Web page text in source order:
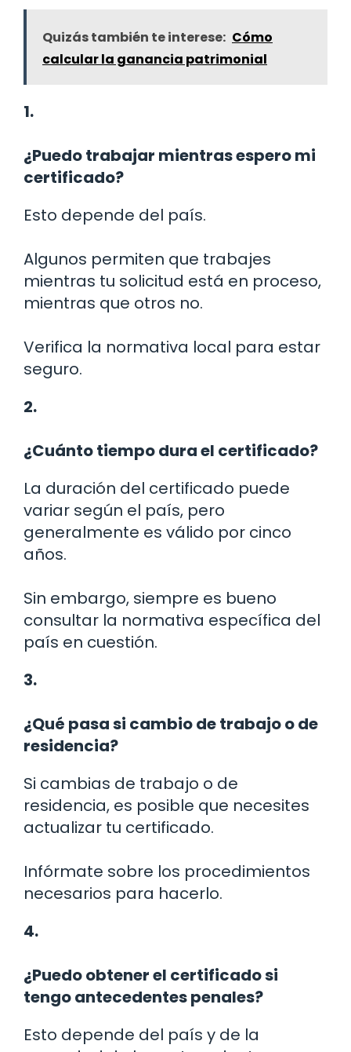
Quizás también te interese: Cómo
calcular la ganancia patrimonial
1.
¿Puedo trabajar mientras espero mi
certificado?
Esto depende del país.
Algunos permiten que trabajes
mientras tu solicitud está en proceso,
mientras que otros no.
Verifica la normativa local para estar
seguro.
2.
¿Cuánto tiempo dura el certificado?
La duración del certificado puede
variar según el país, pero
generalmente es válido por cinco
años.
Sin embargo, siempre es bueno
consultar la normativa específica del
país en cuestión.
3.
¿Qué pasa si cambio de trabajo o de
residencia?
Si cambias de trabajo o de
residencia, es posible que necesites
actualizar tu certificado.
Infórmate sobre los procedimientos
necesarios para hacerlo.
4.
¿Puedo obtener el certificado si
tengo antecedentes penales?
Esto depende del país y de la